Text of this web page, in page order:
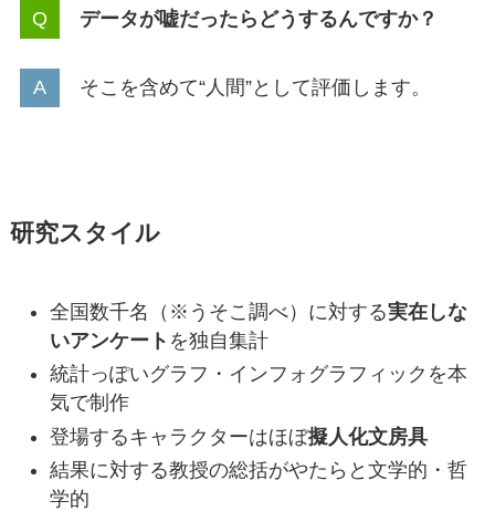
データが嘘だったらどうするんですか？
そこを含めて“人間”として評価します。
研究スタイル
全国数千名（※うそこ調べ）に対する実在しな
いアンケート を独自集計
統計っぽいグラフ・インフォグラフィックを本
気で制作
登場するキャラクターはほぼ擬人化文房具
結果に対する教授の総括がやたらと文学的・哲
学的